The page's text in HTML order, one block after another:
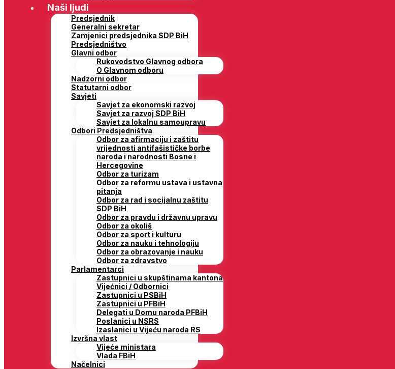
Naši ljudi
Predsjednik
Generalni sekretar
Zamjenici predsjednika SDP BiH
Predsjedništvo
Glavni odbor
Rukovodstvo Glavnog odbora
O Glavnom odboru
Nadzorni odbor
Statutarni odbor
Savjeti
Savjet za ekonomski razvoj
Savjet za razvoj SDP BiH
Savjet za lokalnu samoupravu
Odbori Predsjedništva
Odbor za afirmaciju i zaštitu
vrijednosti antifašističke borbe
naroda i narodnosti Bosne i
Hercegovine
Odbor za turizam
Odbor za reformu ustava i ustavna
pitanja
Odbor za rad i socijalnu zaštitu
SDP BiH
Odbor za pravdu i državnu upravu
Odbor za okoliš
Odbor za sport i kulturu
Odbor za nauku i tehnologiju
Odbor za obrazovanje i nauku
Odbor za zdravstvo
Parlamentarci
Zastupnici u skupštinama kantona
Vijećnici / Odbornici
Zastupnici u PSBiH
Zastupnici u PFBiH
Delegati u Domu naroda PFBiH
Poslanici u NSRS
Izaslanici u Vijeću naroda RS
Izvršna vlast
Vijeće ministara
Vlada FBiH
Načelnici